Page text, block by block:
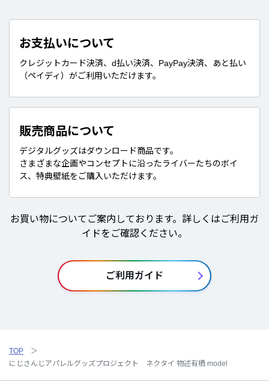
お支払いについて
クレジットカード決済、d払い決済、PayPay決済、あと払い
（ペイディ）がご利用いただけます。
販売商品について
デジタルグッズはダウンロード商品です。
さまざまな企画やコンセプトに沿ったライバーたちのボイ
ス、特典壁紙をご購入いただけます。
お買い物についてご案内しております。詳しくはご利用ガ
イドをご確認ください。
ご利用ガイド
TOP
にじさんじアパレルグッズプロジェクト ネクタイ 物述有栖 model